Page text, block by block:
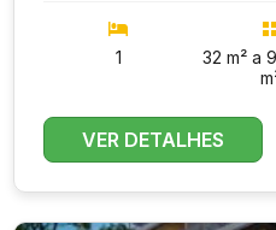
1
32 m² a
VER DETALHES